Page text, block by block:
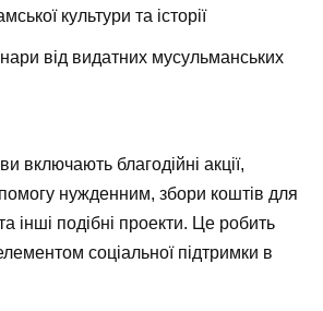
культури та історії
від видатних мусульманських
включають благодійні акції,
нужденним, збори коштів для
інші подібні проекти. Це робить
соціальної підтримки в